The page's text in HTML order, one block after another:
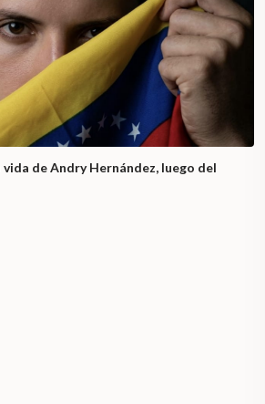
de Andry Hernández, luego del